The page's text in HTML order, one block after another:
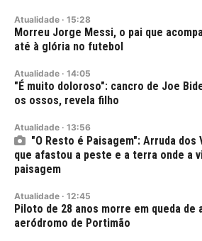
Atualidade · 15:28
Morreu Jorge Messi, o pai que
até à glória no futebol
Atualidade · 14:05
"É muito doloroso": cancro de Joe
os ossos, revela filho
Atualidade · 13:56
"O Resto é Paisagem": Arruda dos
que afastou a peste e a terra onde a
paisagem
Atualidade · 12:45
Piloto de 28 anos morre em queda de
aeródromo de Portimão